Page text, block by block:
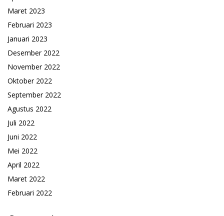
Maret 2023
Februari 2023
Januari 2023
Desember 2022
November 2022
Oktober 2022
September 2022
Agustus 2022
Juli 2022
Juni 2022
Mei 2022
April 2022
Maret 2022
Februari 2022